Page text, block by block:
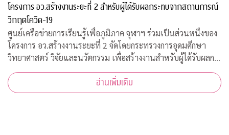
โครงการ อว.สร้างงานระยะที่ 2 สำหรับผู้ได้รับผลกระทบจากสถานการณ์
วิกฤตโควิด-19
ศูนย์เครือข่ายการเรียนรู้เพื่อภูมิภาค จุฬาฯ ร่วมเป็นส่วนหนึ่งของ
โครงการ อว.สร้างงานระยะที่ 2 จัดโดยกระทรวงการอุดมศึกษา
วิทยาศาสตร์ วิจัยและนวัตกรรม เพื่อสร้างงานสำหรับผู้ได้รับผลก
ระทบจากสถานการณ์วิกฤตโควิด-19 เปิดรับสมัครประชาชนทั่วไป
จำนวน 200 อัตรา
อ่านเพิ่มเติม